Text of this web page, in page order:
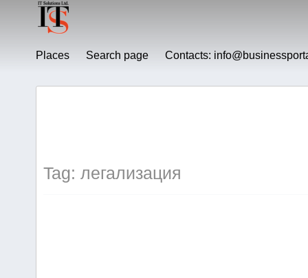
Places Search page Contacts:
Tag: легализация